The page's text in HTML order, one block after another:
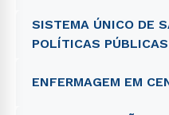
SISTEMA ÚNICO DE
POLÍTICAS PÚBLICAS
ENFERMAGEM EM